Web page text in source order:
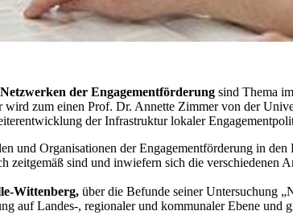
der Engagementförderung sind Thema im
wird zum einen Prof. Dr. Annette Zimmer von der
der Infrastruktur lokalerEngagement
und Organisationen derEngagementförderung in den
sind und inwiefern sich die verschiedenen
Wittenberg, über die Befunde seiner Untersuchung
auf Landes-, regionaler und kommunaler Ebene